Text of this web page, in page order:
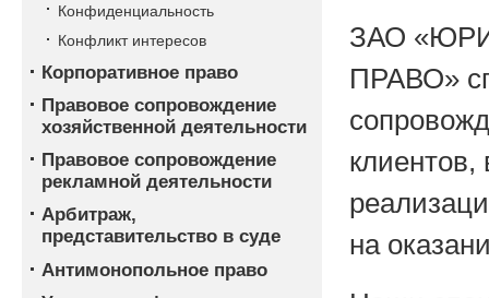
ЗАО
ПРАВО»
на
Конфиденциальность
Конфликт интересов
Корпоративное право
Правовое сопровождение
хозяйственной деятельности
Правовое сопровождение
рекламной деятельности
Арбитраж,
представительство в суде
Антимонопольное право